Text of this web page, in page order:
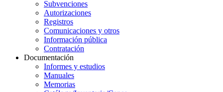
Subvenciones
Autorizaciones
Registros
Comunicaciones y otros
Información pública
Contratación
Documentación
Informes y estudios
Manuales
Memorias